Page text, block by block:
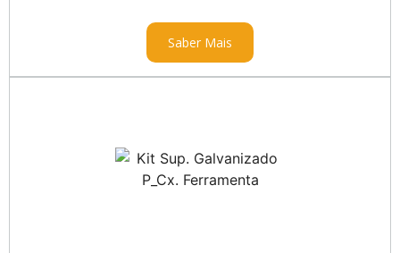
Saber Mais